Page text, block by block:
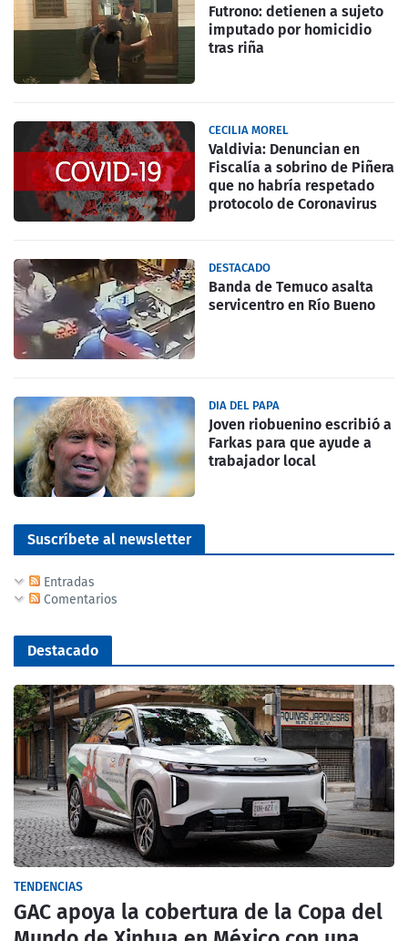
Futrono: detienen a sujeto
imputado por homicidio
tras riña
CECILIA MOREL
Valdivia: Denuncian en
Fiscalía a sobrino de Piñera
que no habría respetado
protocolo de Coronavirus
DESTACADO
Banda de Temuco asalta
servicentro en Río Bueno
DIA DEL PAPA
Joven riobuenino escribió a
Farkas para que ayude a
trabajador local
Suscríbete al newsletter
Entradas
Comentarios
Destacado
TENDENCIAS
GAC apoya la cobertura de la Copa del